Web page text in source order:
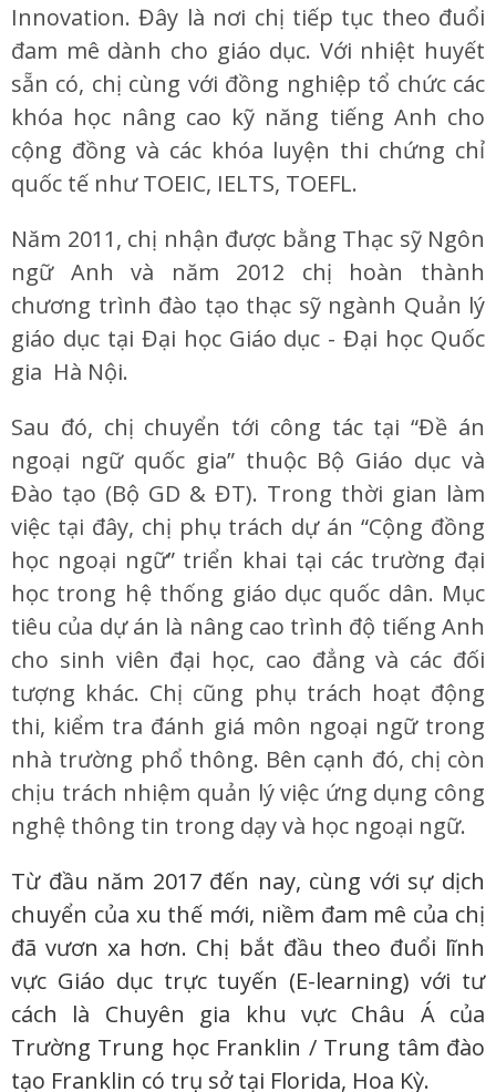
Innovation. Đây là nơi chị tiếp tục theo đuổi
đam mê dành cho giáo dục. Với nhiệt huyết
sẵn có, chị cùng với đồng nghiệp tổ chức các
khóa học nâng cao kỹ năng tiếng Anh cho
cộng đồng và các khóa luyện thi chứng chỉ
quốc tế như TOEIC, IELTS, TOEFL.
Năm 2011, chị nhận được bằng Thạc sỹ Ngôn
ngữ Anh và năm 2012 chị hoàn thành
chương trình đào tạo thạc sỹ ngành Quản lý
giáo dục tại Đại học Giáo dục - Đại học Quốc
gia Hà Nội.
Sau đó, chị chuyển tới công tác tại “Đề án
ngoại ngữ quốc gia” thuộc Bộ Giáo dục và
Đào tạo (Bộ GD & ĐT). Trong thời gian làm
việc tại đây, chị phụ trách dự án “Cộng đồng
học ngoại ngữ” triển khai tại các trường đại
học trong hệ thống giáo dục quốc dân. Mục
tiêu của dự án là nâng cao trình độ tiếng Anh
cho sinh viên đại học, cao đẳng và các đối
tượng khác. Chị cũng phụ trách hoạt động
thi, kiểm tra đánh giá môn ngoại ngữ trong
nhà trường phổ thông. Bên cạnh đó, chị còn
chịu trách nhiệm quản lý việc ứng dụng công
nghệ thông tin trong dạy và học ngoại ngữ.
Từ đầu năm 2017 đến nay, cùng với sự dịch
chuyển của xu thế mới, niềm đam mê của chị
đã vươn xa hơn. Chị bắt đầu theo đuổi lĩnh
vực Giáo dục trực tuyến (E-learning) với tư
cách là Chuyên gia khu vực Châu Á của
Trường Trung học Franklin / Trung tâm đào
tạo Franklin có trụ sở tại Florida, Hoa Kỳ.